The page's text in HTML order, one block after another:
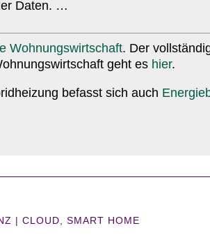
Daten. …
Wohnungs­wirt­schaft. Der
geht es hier.
befasst sich auch
|CLOUD SMART HOME